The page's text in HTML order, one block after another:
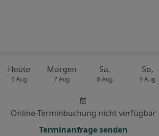
Heute
6 Aug
Morgen
7 Aug
Sa,
8 Aug
So,
9 Aug
Online-Terminbuchung nicht verfügbar
Terminanfrage senden